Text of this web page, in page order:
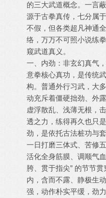
的三大武道概念。一言
源于古拳真传，七分属
不假，但各类超凡神通
络，万万不可照小说练
窥武道真义。
一、内劲：非玄幻真气
意拳核心真功，是传统
构。普通外行习武，大
动充斥着僵硬拙劲、外
虚浮散乱、浅薄无根，
透之力，练得再久也只
劲，是依托古法桩功与
一日打磨三体式、苦修
活化全身筋膜、调顺气
胯、贯于指尖” 的节节
内，含而不露、静极生
强，动作朴实平缓，劲